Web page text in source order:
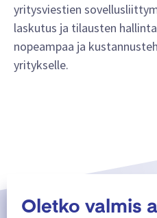
yritysviestien
laskutus ja tilausten
nopeampaa ja
yritykselle.
Oletko valmis